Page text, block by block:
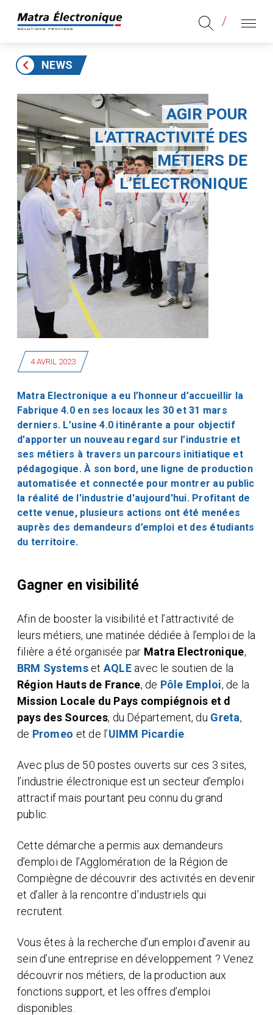
Aller au contenu
Aller au menu principal
MENU
NEWS
AGIR POUR
L’ATTRACTIVITÉ DES
MÉTIERS DE
L’ÉLECTRONIQUE
4 AVRIL 2023
Gagner en visibilité
Afin de booster la visibilité et l’attractivité de
leurs métiers, une matinée dédiée à l’emploi de la
filière a été organisée par Matra Electronique,
BRM Systemset AQLE avec le soutien de la
Région Hauts de France, de Pôle Emploi, de la
Mission Locale du Pays compiégnois et d
pays des Sources, du Département, du Greta,
de Promeo et de l’UIMM Picardie
Avec plus de 50 postes ouverts sur ces 3 sites,
l’industrie électronique est un secteur d’emploi
attractif mais pourtant peu connu du grand
public.
Cette démarche a permis aux demandeurs
d’emploi de l’Agglomération de la Région de
Compiègne de découvrir des activités en devenir
et d’aller à la rencontre d’industriels qui
recrutent.
Vous êtes à la recherche d’un emploi d’avenir au
sein d’une entreprise en développement ? Venez
découvrir nos métiers, de la production aux
fonctions support, et les offres d’emploi
disponibles.
Matra Electronique a eu l’honneur d’accueillir la
Fabrique 4.0 en ses locaux les 30 et 31 mars
derniers. L’usine 4.0 itinérante a pour objectif
d’apporter un nouveau regard sur l’industrie et
ses métiers à travers un parcours initiatique et
pédagogique. À son bord, une ligne de production
automatisée et connectée pour montrer au public
la réalité de l'industrie d'aujourd'hui. Profitant de
cette venue, plusieurs actions ont été menées
auprès des demandeurs d’emploi et des étudiants
du territoire.